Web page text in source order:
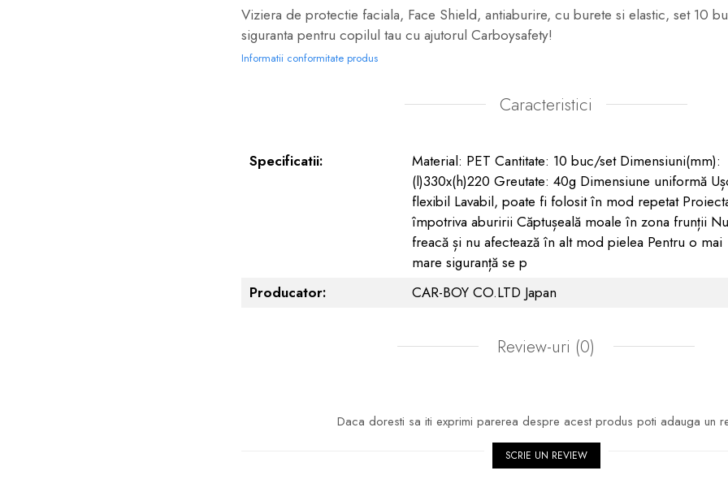
Viziera de protectie faciala, Face Shield, antiaburire, cu burete si elastic, set 10
siguranta pentru copilul tau cu ajutorul Carboysafety!
Informatii conformitate produs
Caracteristici
Specificatii:
Material: PET Cantitate: 10 buc/set Dimensiuni(mm):
(l)330x(h)220 Greutate: 40g Dimensiune uniformă
flexibil Lavabil, poate fi folosit în mod repetat
împotriva aburirii Căptușeală moale în zona frunții Nu
freacă și nu afectează în alt mod pielea Pentru o mai
mare siguranță se p
Producator:
CAR-BOY CO.LTD Japan
Review-uri (0)
Daca doresti sa iti exprimi parerea despre acest produs poti adauga un
SCRIE UN REVIEW